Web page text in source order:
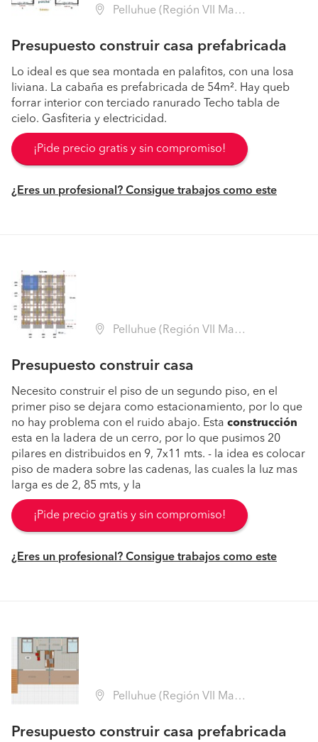
Pelluhue (Región VII Maule - Cauquenes)
Presupuesto construir casa prefabricada
Lo ideal es que sea montada en palafitos, con una losa
liviana. La cabaña es prefabricada de 54m². Hay queb
forrar interior con terciado ranurado Techo tabla de
cielo. Gasfiteria y electricidad.
¡Pide precio gratis y sin compromiso!
¿Eres un profesional? Consigue trabajos como este
Pelluhue (Región VII Maule - Cauquenes)
Presupuesto construir casa
Necesito construir el piso de un segundo piso, en el
primer piso se dejara como estacionamiento, por lo que
no hay problema con el ruido abajo. Esta construcción
esta en la ladera de un cerro, por lo que pusimos 20
pilares en distribuidos en 9, 7x11 mts. - la idea es colocar
piso de madera sobre las cadenas, las cuales la luz mas
larga es de 2, 85 mts, y la
¡Pide precio gratis y sin compromiso!
¿Eres un profesional? Consigue trabajos como este
Pelluhue (Región VII Maule - Cauquenes)
Presupuesto construir casa prefabricada